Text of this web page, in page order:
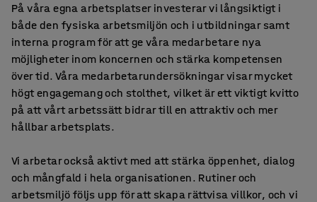
På våra egna arbetsplatser investerar vi långsiktigt i
både den fysiska arbetsmiljön och i utbildningar samt
interna program för att ge våra medarbetare nya
möjligheter inom koncernen och stärka kompetensen
över tid. Våra medarbetarundersökningar visar mycket
högt engagemang och stolthet, vilket är ett viktigt kvitto
på att vårt arbetssätt bidrar till en attraktiv och mer
hållbar arbetsplats.
Vi arbetar också aktivt med att stärka öppenhet, dialog
och mångfald i hela organisationen. Rutiner och
arbetsmiljö följs upp för att skapa rättvisa villkor, och vi